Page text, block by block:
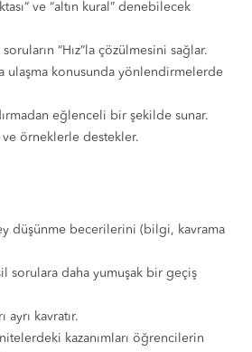
ve “altın kural” denebilecek
“Hız”la çözülmesini sağlar.
ulaşma konusunda yönlendirmelerde
eğlenceli bir şekilde sunar.
örneklerle destekler.
düşünme becerilerini (bilgi, kavrama
sorulara daha yumuşak bir geçiş
ayrı kavratır.
kazanımları öğrencilerin